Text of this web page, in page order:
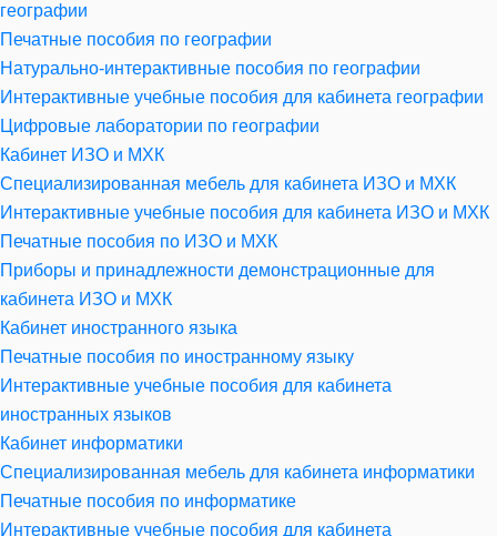
географии
Печатные пособия по географии
Натурально-интерактивные пособия по географии
Интерактивные учебные пособия для кабинета географии
Цифровые лаборатории по географии
Кабинет ИЗО и МХК
Специализированная мебель для кабинета ИЗО и МХК
Интерактивные учебные пособия для кабинета ИЗО и МХК
Печатные пособия по ИЗО и МХК
Приборы и принадлежности демонстрационные для
кабинета ИЗО и МХК
Кабинет иностранного языка
Печатные пособия по иностранному языку
Интерактивные учебные пособия для кабинета
иностранных языков
Кабинет информатики
Специализированная мебель для кабинета информатики
Печатные пособия по информатике
Интерактивные учебные пособия для кабинета